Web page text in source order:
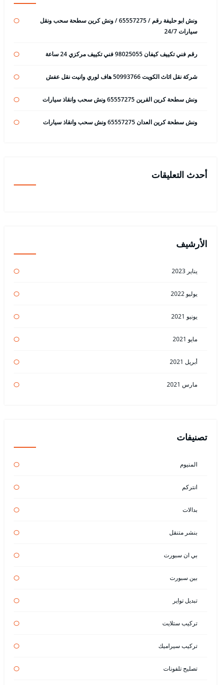
ونش ابو حليفة رقم / 65557275 / ونش كرين سطحة سحب ونقل
سيارات 24/7
رقم فني تكييف كيفان 98025055 فني تكييف مركزي 24 ساعة
شركة نقل اثاث الكويت 50993766 هاف لوري وانيت نقل عفش
ونش سطحة كرين القرين 65557275 ونش سحب وانقاذ سيارات
ونش سطحة كرين العدان 65557275 ونش سحب وانقاذ سيارات
أحدث التعليقات
الأرشيف
يناير 2023
يوليو 2022
يونيو 2021
مايو 2021
أبريل 2021
مارس 2021
تصنيفات
المنيوم
انتركم
بدالات
بنشر متنقل
بي ان سبورت
بين سبورت
تبديل تواير
تركيب ستلايت
تركيب سيراميك
تصليح تلفونات